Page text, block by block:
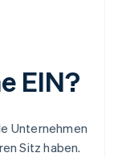
EIN?
Unternehmen
Sitz haben.